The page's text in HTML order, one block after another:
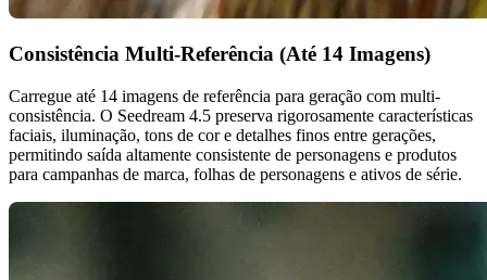
Consistência Multi-Referência (Até 14 Imagens)
Carregue até 14 imagens de referência para geração com multi-
consistência. O Seedream 4.5 preserva rigorosamente características
faciais, iluminação, tons de cor e detalhes finos entre gerações,
permitindo saída altamente consistente de personagens e produtos
para campanhas de marca, folhas de personagens e ativos de série.